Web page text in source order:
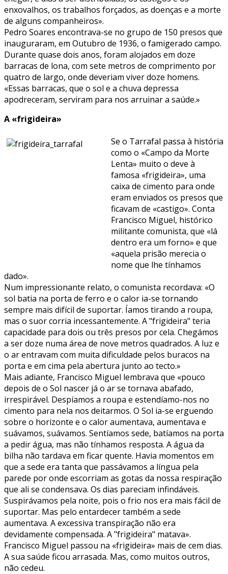
enxovalhos, os trabalhos forçados, as doenças e a morte
de alguns companheiros».
Pedro Soares encontrava-se no grupo de 150 presos que
inauguraram, em Outubro de 1936, o famigerado campo.
Durante quase dois anos, foram alojados em doze
barracas de lona, com sete metros de comprimento por
quatro de largo, onde deveriam viver doze homens.
«Essas barracas, que o sol e a chuva depressa
apodreceram, serviram para nos arruinar a saúde.»
A «frigideira»
Se o Tarrafal passa à história
como o «Campo da Morte
Lenta» muito o deve à
famosa «frigideira», uma
caixa de cimento para onde
eram enviados os presos que
ficavam de «castigo». Conta
Francisco Miguel, histórico
militante comunista, que «lá
dentro era um forno» e que
«aquela prisão merecia o
nome que lhe tínhamos
dado».
Num impressionante relato, o comunista recordava: «O
sol batia na porta de ferro e o calor ia-se tornando
sempre mais difícil de suportar. Íamos tirando a roupa,
mas o suor corria incessantemente. A "frigideira" teria
capacidade para dois ou três presos por cela. Chegámos
a ser doze numa área de nove metros quadrados. A luz e
o ar entravam com muita dificuldade pelos buracos na
porta e em cima pela abertura junto ao tecto.»
Mais adiante, Francisco Miguel lembrava que «pouco
depois de o Sol nascer já o ar se tornava abafado,
irrespirável. Despíamos a roupa e estendíamo-nos no
cimento para nela nos deitarmos. O Sol ia-se erguendo
sobre o horizonte e o calor aumentava, aumentava e
suávamos, suávamos. Sentíamos sede, batíamos na porta
a pedir água, mas não tínhamos resposta. A água da
bilha não tardava em ficar quente. Havia momentos em
que a sede era tanta que passávamos a língua pela
parede por onde escorriam as gotas da nossa respiração
que ali se condensava. Os dias pareciam infindáveis.
Suspirávamos pela noite, pois o frio nos era mais fácil de
suportar. Mas pelo entardecer também a sede
aumentava. A excessiva transpiração não era
devidamente compensada. A "frigideira" matava».
Francisco Miguel passou na «frigideira» mais de cem dias.
A sua saúde ficou arrasada. Mas, como muitos outros,
não cedeu.